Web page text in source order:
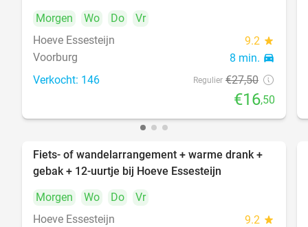
Morgen
Wo Do
Vr
Hoeve Essesteijn
9.2 star
Voorburg 8 min. directions_car
Verkocht: 146 Regulier €27,50
€16,50
40%
Fiets- of wandelarrangement + warme drank +
gebak + 12-uurtje bij Hoeve Essesteijn
Morgen
Wo Do
Vr
Hoeve Essesteijn
9.2 star